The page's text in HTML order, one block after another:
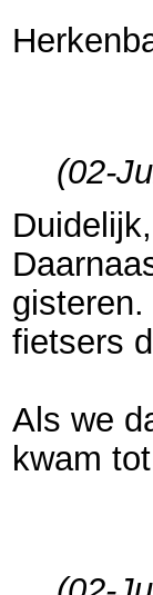
(02-
fietsers
Als we
kwam